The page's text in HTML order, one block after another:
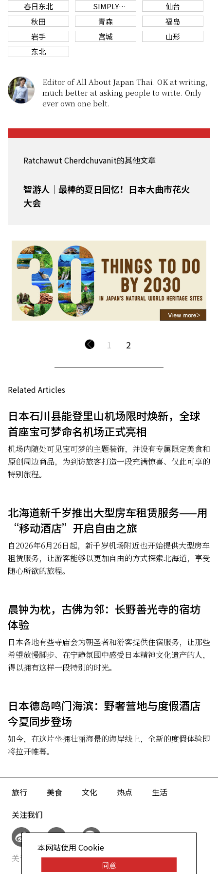
春日东北
SIMPLY
WONDERFUL.
TOHOKU.
仙台
秋田
青森
福岛
岩手
宫城
山形
东北
Editor of All About Japan Thai. OK at writing,
much better at asking people to write. Only
ever own one belt.
Ratchawut Cherdchuvanit的其他文章
智游人｜最棒的夏日回忆！日本大曲市花火
大会
1 2
Related Articles
日本石川县能登里山机场限时焕新，全球
首座宝可梦命名机场正式亮相
机场内随处可见宝可梦的主题装饰，并设有专属限定美食和
原创周边商品，为到访旅客打造一段充满惊喜、仅此可享的
特别旅程。
北海道新千岁推出大型房车租赁服务——用
“移动酒店”开启自由之旅
自2026年6月26日起，新千岁机场附近也开始提供大型房车
租赁服务，让游客能够以更加自由的方式探索北海道，享受
随心所欲的旅程。
晨钟为枕，古佛为邻：长野善光寺的宿坊
体验
日本各地有些寺庙会为朝圣者和游客提供住宿服务，让那些
希望放慢脚步、在宁静氛围中感受日本精神文化遗产的人，
得以拥有这样一段特别的时光。
日本德岛鸣门海滨：野奢营地与度假酒店
今夏同步登场
如今，在这片坐拥壮丽海景的海岸线上，全新的度假体验即
将拉开帷幕。
旅行 美食 文化 热点
生活
关注我们
关于我们 网站政策
本网站使用 Cookie
同意